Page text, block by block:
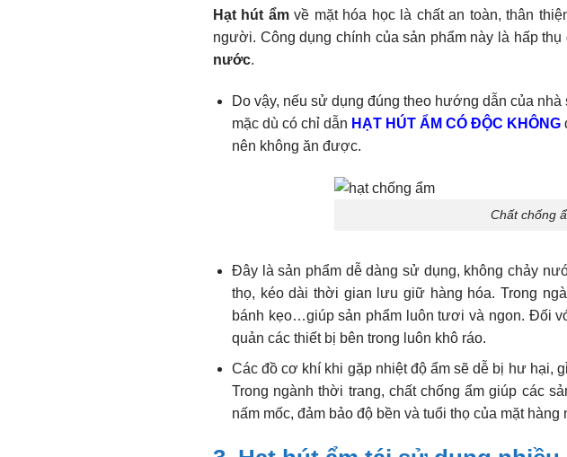
Hạt hút ẩmvề mặt hóa học là chất an toàn, thân
người. Công dụng chính của sản phẩm này là hấp
nước.
Do vậy, nếu sử dụng đúng theo hướng dẫn của
mặc dù có chỉ dẫn HẠT HÚT ẨM CÓ ĐỘC KHÔNG
nên không ăn được.
Chất chống
Đây là sản phẩm dễ dàng sử dụng, không chảy
thọ, kéo dài thời gian lưu giữ hàng hóa. Trong
bánh kẹo…giúp sản phẩm luôn tươi và ngon. Đối
quản các thiết bị bên trong luôn khô ráo.
Các đồ cơ khí khi gặp nhiệt độ ẩm sẽ dễ bị hư hại,
Trong ngành thời trang, chất chống ẩm giúp các
nấm mốc, đảm bảo độ bền và tuổi thọ của mặt hàng